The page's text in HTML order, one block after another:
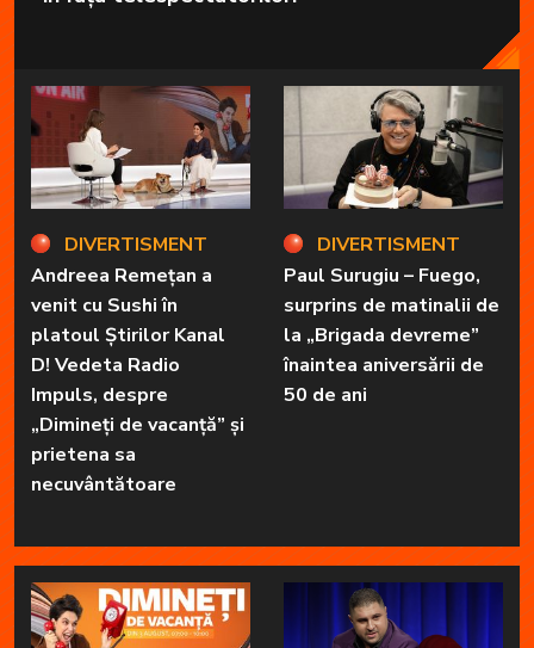
DIVERTISMENT
Andreea Remețan a
venit cu Sushi în
platoul Știrilor Kanal
D! Vedeta Radio
Impuls, despre
„Dimineți de vacanță” și
prietena sa
necuvântătoare
DIVERTISMENT
Paul Surugiu – Fuego,
surprins de matinalii de
la „Brigada devreme”
înaintea aniversării de
50 de ani